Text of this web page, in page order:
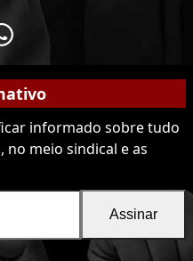
Whatsapp
informado sobre tudo
meio sindical e as
Assinar